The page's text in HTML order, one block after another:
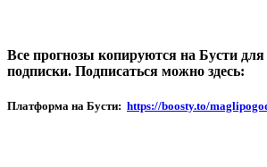
Все прогнозы копируются на Бусти
подписки. Подписаться можно здесь:
Платформа на Бусти: https://boosty.to/